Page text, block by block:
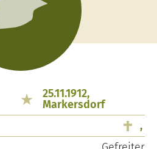
25.11.1912,
Markersdorf
,